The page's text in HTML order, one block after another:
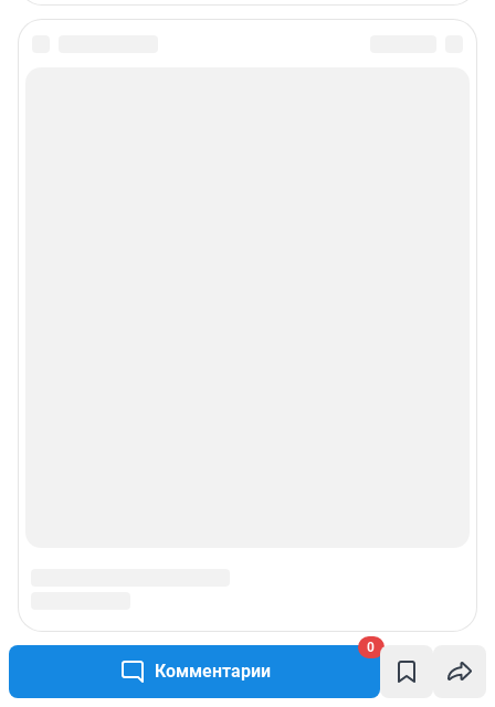
Комментарии
0